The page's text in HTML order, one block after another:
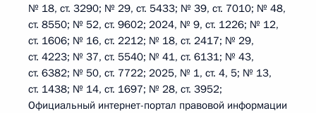
№ 18, ст. 3290; № 29, ст. 5433; № 39, ст. 7010; № 48,
ст. 8550; № 52, ст. 9602; 2024, № 9, ст. 1226; № 12,
ст. 1606; № 16, ст. 2212; № 18, ст. 2417; № 29,
ст. 4223; № 37, ст. 5540; № 41, ст. 6131; № 43,
ст. 6382; № 50, ст. 7722; 2025, № 1, ст. 4, 5; № 13,
ст. 1438; № 14, ст. 1697; № 28, ст. 3952;
Официальный интернет-портал правовой информации